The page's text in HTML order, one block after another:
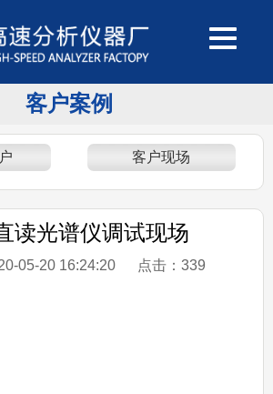
客户案例
客户现场
读光谱仪调试现场
05-20 16:24:20 点击： 339